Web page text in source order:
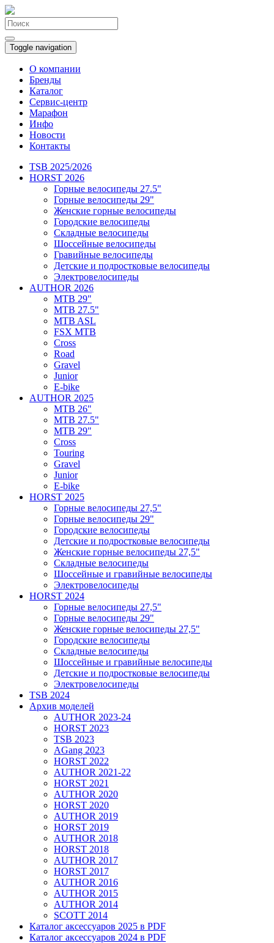
Toggle navigation
О компании
Бренды
Каталог
Сервис-центр
Марафон
Инфо
Новости
Контакты
TSB 2025/2026
HORST 2026
Горные велосипеды 27.5"
Горные велосипеды 29"
Женские горные велосипеды
Городские велосипеды
Складные велосипеды
Шоссейные велосипеды
Гравийные велосипеды
Детские и подростковые велосипеды
Электровелосипеды
AUTHOR 2026
MTB 29"
MTB 27.5"
MTB ASL
FSX MTB
Cross
Road
Gravel
Junior
E-bike
AUTHOR 2025
MTB 26"
MTB 27.5"
MTB 29"
Cross
Touring
Gravel
Junior
E-bike
HORST 2025
Горные велосипеды 27,5"
Горные велосипеды 29"
Городские велосипеды
Детские и подростковые велосипеды
Женские горные велосипеды 27,5"
Складные велосипеды
Шоссейные и гравийные велосипеды
Электровелосипеды
HORST 2024
Горные велосипеды 27,5"
Горные велосипеды 29"
Женские горные велосипеды 27,5"
Городские велосипеды
Складные велосипеды
Шоссейные и гравийные велосипеды
Детские и подростковые велосипеды
Электровелосипеды
TSB 2024
Архив моделей
AUTHOR 2023-24
HORST 2023
TSB 2023
AGang 2023
HORST 2022
AUTHOR 2021-22
HORST 2021
AUTHOR 2020
HORST 2020
AUTHOR 2019
HORST 2019
AUTHOR 2018
HORST 2018
AUTHOR 2017
HORST 2017
AUTHOR 2016
AUTHOR 2015
AUTHOR 2014
SCOTT 2014
Каталог аксессуаров 2025 в PDF
Каталог аксессуаров 2024 в PDF